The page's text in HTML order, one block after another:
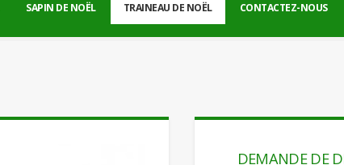
SAPIN DE NOËL TRAINEAU DE NOËL CONTACTEZ-NOUS
DEMANDE DE